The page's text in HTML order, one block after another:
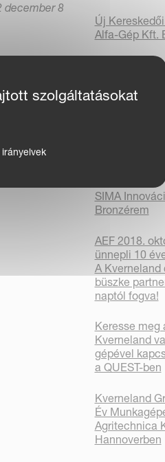
december 8
Új
Alfa-Gép Kft.
Látogassa
Group
kiállításon
A
fennállását
SIMA
Bronzérem
AEF 2018.
ünnepli 10
A Kverneland
büszke
naptól fogva!
Keresse meg
Kverneland
gépével
a QUEST-ben
Kverneland
Év
Agritechnica
Hannoverben
szolgáltatásokat